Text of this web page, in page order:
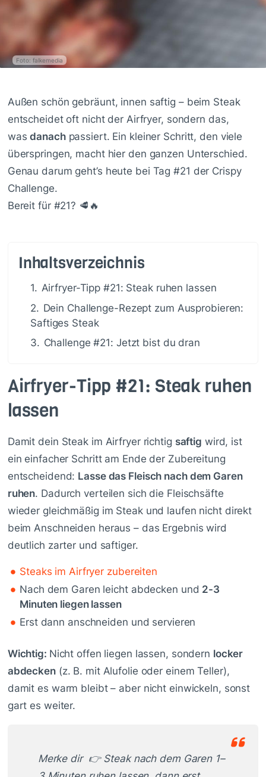
Foto: falkemedia
Außen schön gebräunt, innen saftig – beim Steak
entscheidet oft nicht der Airfryer, sondern das,
wasdanachpassiert. Ein kleiner Schritt, den viele
überspringen, macht hier den ganzen Unterschied.
Genau darum geht’s heute bei Tag #21 der Crispy
Challenge.
Bereit für #21? 🥩🔥
Inhaltsverzeichnis
1. Airfryer-Tipp #21: Steak ruhen lassen
2. Dein Challenge-Rezept zum Ausprobieren:
Saftiges Steak
3. Challenge #21: Jetzt bist du dran
Airfryer-Tipp #21: Steak ruhen
lassen
Damit dein Steak im Airfryer richtig saftig wird, ist
ein einfacher Schritt am Ende der Zubereitung
entscheidend: Lasse das Fleisch nach dem Garen
ruhen. Dadurch verteilen sich die Fleischsäfte
wieder gleichmäßig im Steak und laufen nicht direkt
beim Anschneiden heraus – das Ergebnis wird
deutlich zarter und saftiger.
Steaks im Airfryer zubereiten
Nach dem Garen leicht abdecken und 2-3
Minuten liegen lassen
Erst dann anschneiden und servieren
Wichtig: Nicht offen liegen lassen, sondern locker
abdecken(z. B. mit Alufolie oder einem Teller),
damit es warm bleibt – aber nicht einwickeln, sonst
gart es weiter.
Merke dir 👉 Steak nach dem Garen 1–